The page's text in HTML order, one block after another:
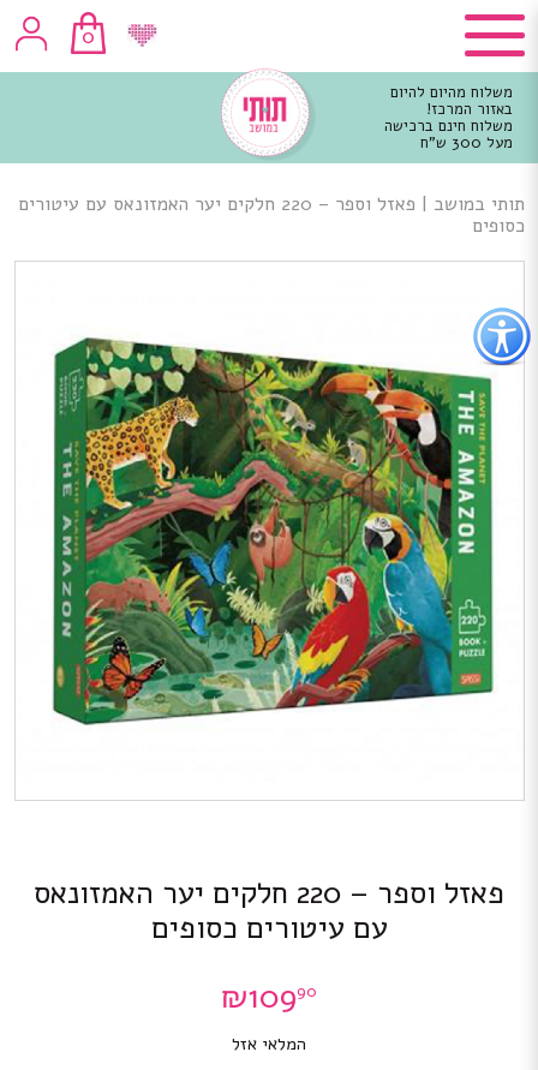
כפתור
לפתיחת
תפריט
נגישות
0
משלוח מהיום להיום
באזור המרכז!
משלוח חינם ברכישה
מעל 300 ש"ח
מרכזי
תותי במושב |
פאזל וספר – 220 חלקים יער האמזונאס עם עיטורים
כסופים
פאזל וספר – 220 חלקים יער האמזונאס
עם עיטורים כסופים
₪10990
המלאי אזל